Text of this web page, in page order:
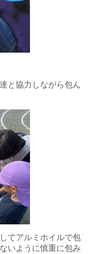
と協力しながら包ん
てアルミホイルで包
いように慎重に包み